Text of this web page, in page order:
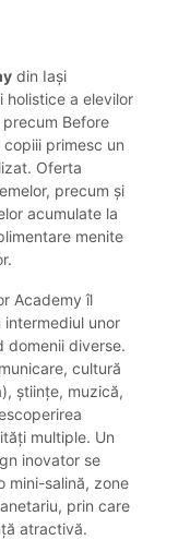
din Iași
a elevilor
Before
copiii primesc un
Oferta
precum și
acumulate la
menite
Academy îl
unor
domenii diverse.
cultură
științe, muzică,
multiple. Un
inovator se
mini-salină, zone
prin care
atractivă.